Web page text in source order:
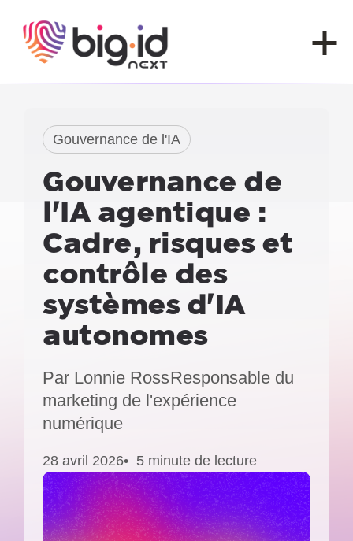
Gouvernance de l'IA
Gouvernance de
l'IA agentique :
Cadre, risques et
contrôle des
systèmes d'IA
autonomes
Par Lonnie RossResponsable du
marketing de l'expérience
numérique
28 avril 2026 5 minute de lecture